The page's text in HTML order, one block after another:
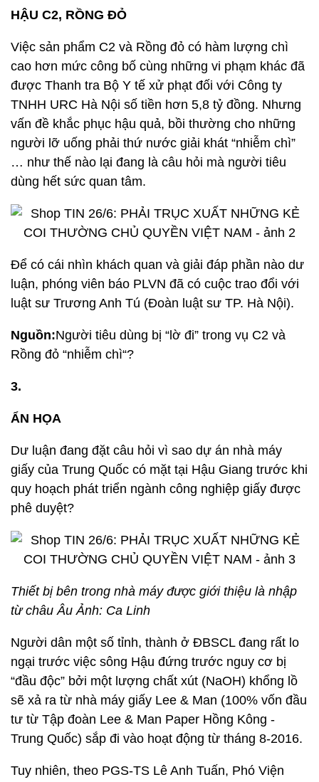
HẬU C2, RỒNG ĐỎ
Việc sản phẩm C2 và Rồng đỏ có hàm lượng chì
cao hơn mức công bố cùng những vi phạm khác đã
được Thanh tra Bộ Y tế xử phạt đối với Công ty
TNHH URC Hà Nội số tiền hơn 5,8 tỷ đồng. Nhưng
vấn đề khắc phục hậu quả, bồi thường cho những
người lỡ uống phải thứ nước giải khát “nhiễm chì”
… như thế nào lại đang là câu hỏi mà người tiêu
dùng hết sức quan tâm.
Để có cái nhìn khách quan và giải đáp phần nào dư
luận, phóng viên báo PLVN đã có cuộc trao đổi với
luật sư Trương Anh Tú (Đoàn luật sư TP. Hà Nội).
Nguồn:Người tiêu dùng bị “lờ đi” trong vụ C2 và
Rồng đỏ “nhiễm chì“?
3.
ẨN HỌA
Dư luận đang đặt câu hỏi vì sao dự án nhà máy
giấy của Trung Quốc có mặt tại Hậu Giang trước khi
quy hoạch phát triển ngành công nghiệp giấy được
phê duyệt?
Thiết bị bên trong nhà máy được giới thiệu là nhập
từ châu Âu Ảnh: Ca Linh
Người dân một số tỉnh, thành ở ĐBSCL đang rất lo
ngại trước việc sông Hậu đứng trước nguy cơ bị
“đầu độc” bởi một lượng chất xút (NaOH) khổng lồ
sẽ xả ra từ nhà máy giấy Lee & Man (100% vốn đầu
tư từ Tập đoàn Lee & Man Paper Hồng Kông -
Trung Quốc) sắp đi vào hoạt động từ tháng 8-2016.
Tuy nhiên, theo PGS-TS Lê Anh Tuấn, Phó Viện